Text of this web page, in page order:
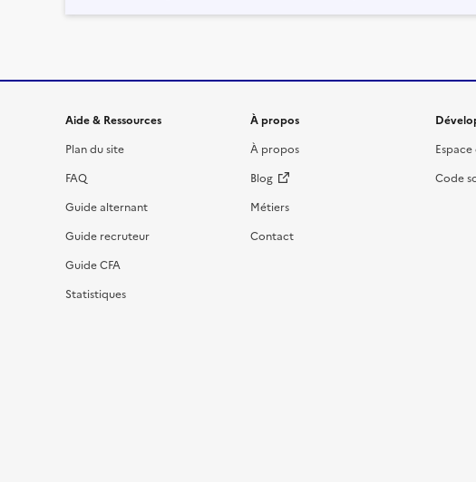
Informations et liens du site
Aide & Ressources
Plan du site
FAQ
Guide alternant
Guide recruteur
Guide CFA
Statistiques
À propos
À propos
Blog
Métiers
Contact
Code